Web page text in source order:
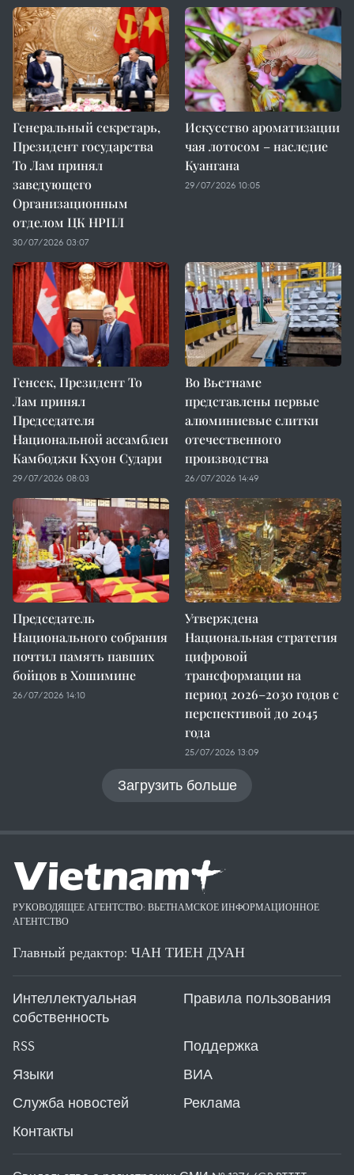
Генеральный секретарь,
Президент государства
То Лам принял
заведующего
Организационным
отделом ЦК НРПЛ
30/07/2026 03:07
Искусство ароматизации
чая лотосом – наследие
Куангана
29/07/2026 10:05
Генсек, Президент То
Лам принял
Председателя
Национальной ассамблеи
Камбоджи Кхуон Судари
29/07/2026 08:03
Во Вьетнаме
представлены первые
алюминиевые слитки
отечественного
производства
26/07/2026 14:49
Председатель
Национального собрания
почтил память павших
бойцов в Хошимине
26/07/2026 14:10
Утверждена
Национальная стратегия
цифровой
трансформации на
период 2026–2030 годов с
перспективой до 2045
года
25/07/2026 13:09
Загрузить больше
РУКОВОДЯЩЕЕ АГЕНТСТВО: ВЬЕТНАМСКОЕ ИНФОРМАЦИОННОЕ
АГЕНТСТВО
Главный редактор: ЧАН ТИЕН ДУАН
Интеллектуальная
собственность
Правила пользования
RSS
Поддержка
Языки
ВИА
Служба новостей
Реклама
Контакты